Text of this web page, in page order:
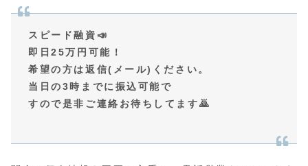
スピード融資📣
即日25万円可能！
希望の方は返信(メール)ください。
当日の3時までに振込可能で
すので是非ご連絡お待ちしてます🙇